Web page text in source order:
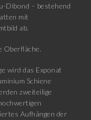
Dibond – bestehend
mit
ab.
Oberfläche.
wird das Exponat
Schiene
zweiteilige
Aufhängen der